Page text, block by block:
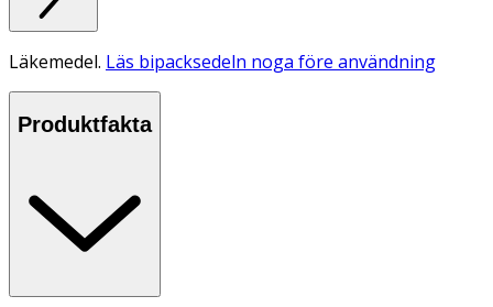
Läkemedel. Läs bipacksedeln noga före användning
Produktfakta